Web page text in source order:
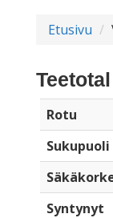
Etusivu
Rotu
Sukupuoli
Syntynyt